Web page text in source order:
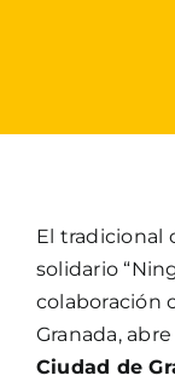
El tradicional
solidario
colaboración
Granada,
Ciudad de